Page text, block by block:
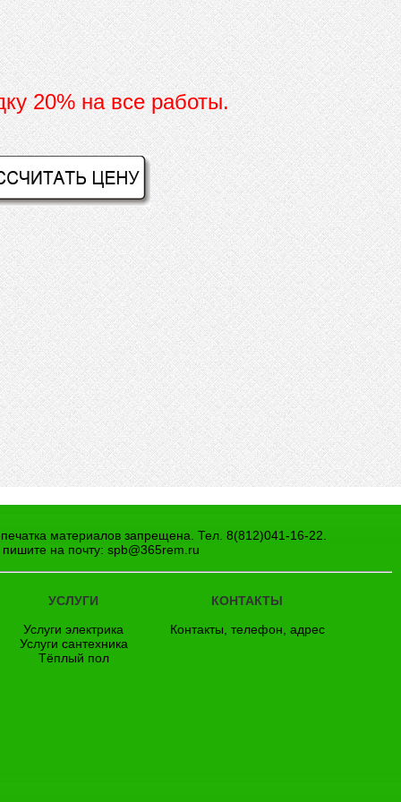
20% на все работы.
материалов запрещена. Тел. 8(812)041-16-22.
пишите на почту:spb@365rem.ru
УСЛУГИ
Услуги электрика
Услуги сантехника
Тёплый пол
КОНТАКТЫ
Контакты, телефон, адрес